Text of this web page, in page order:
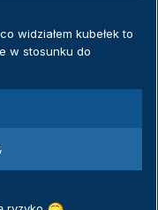
widziałem kubełek to
w stosunku do